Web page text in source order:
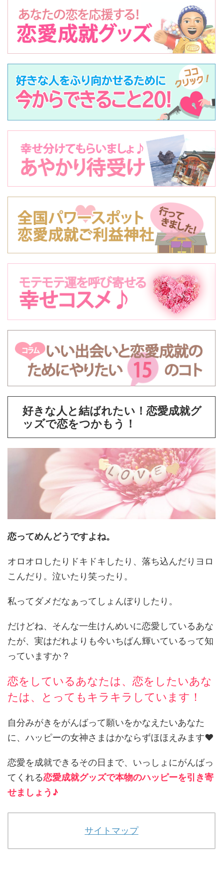
好きな人と結ばれたい！恋愛成就グ
ッズで恋をつかもう！
恋ってめんどうですよね。
オロオロしたりドキドキしたり、落ち込んだりヨロ
こんだり。泣いたり笑ったり。
私ってダメだなぁってしょんぼりしたり。
だけどね、そんな一生けんめいに恋愛しているあな
たが、実はだれよりも今いちばん輝いているって知
っていますか？
恋をしているあなたは、恋をしたいあな
たは、とってもキラキラしています！
自分みがきをがんばって願いをかなえたいあなた
に、ハッピーの女神さまはかならずほほえみます♥
恋愛を成就できるその日まで、いっしょにがんばっ
てくれる恋愛成就グッズで本物のハッピーを引き寄
せましょう♪
サイトマップ